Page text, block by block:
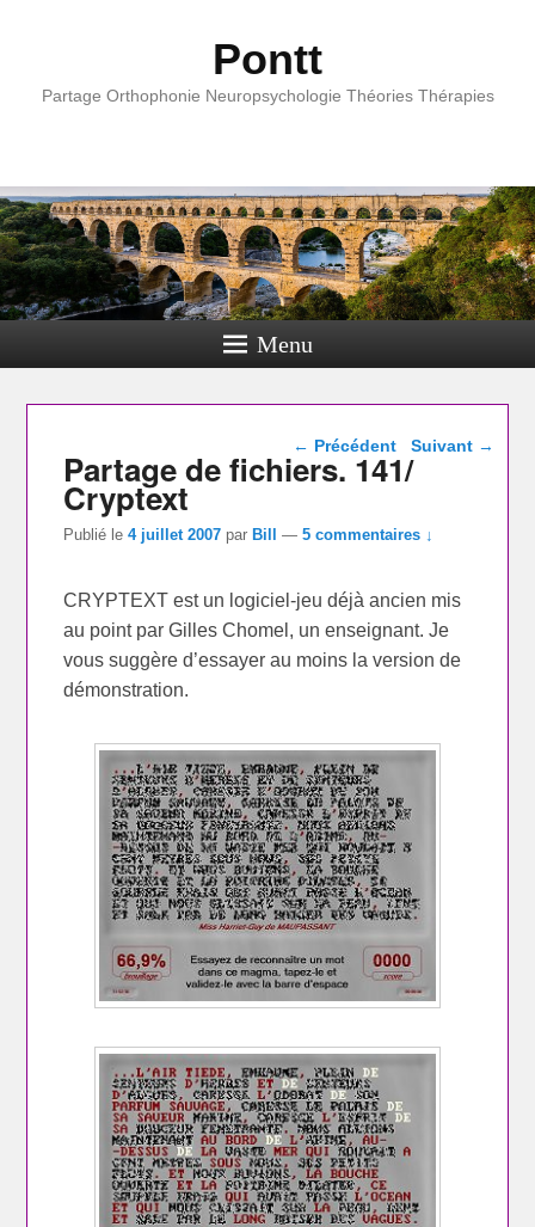
Pontt
Partage Orthophonie Neuropsychologie Théories Thérapies
Menu
Navigation dans les
← Précédent Suivant →
Partage de fichiers. 141/
Cryptext
Publié le4 juillet 2007 par Bill —5 commentaires ↓
CRYPTEXT est un logiciel-jeu déjà ancien mis
au point par Gilles Chomel, un enseignant. Je
vous suggère d’essayer au moins la version de
démonstration.